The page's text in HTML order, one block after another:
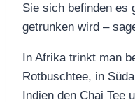
Sie sich befinden es
getrunken wird –
In Afrika trinkt man
Rotbuschtee, in
Indien den Chai Tee